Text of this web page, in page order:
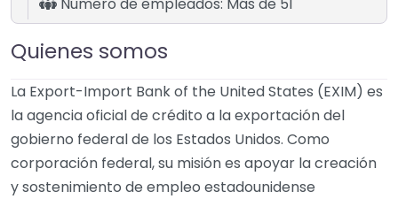
Quienes somos
La Export-Import Bank of the United States (EXIM) es
la agencia oficial de crédito a la exportación del
gobierno federal de los Estados Unidos. Como
corporación federal, su misión es apoyar la creación
y sostenimiento de empleo estadounidense